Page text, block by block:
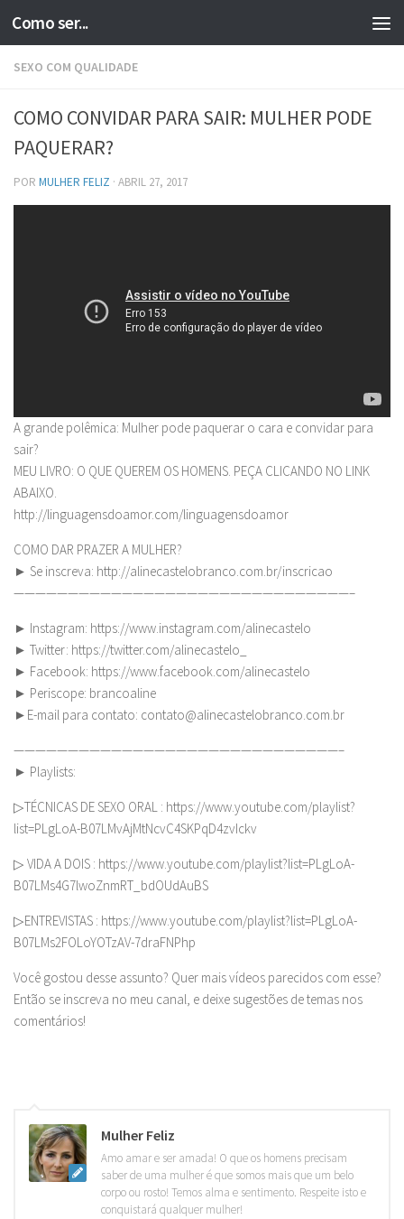
Skip to content
Como ser...
SEXO COM QUALIDADE
COMO CONVIDAR PARA SAIR: MULHER PODE
PAQUERAR?
POR MULHER FELIZ · ABRIL 27, 2017
A grande polêmica: Mulher pode paquerar o cara e convidar para
sair?
MEU LIVRO: O QUE QUEREM OS HOMENS. PEÇA CLICANDO NO LINK
ABAIXO.
http://linguagensdoamor.com/linguagensdoamor
COMO DAR PRAZER A MULHER?
► Se inscreva: http://alinecastelobranco.com.br/inscricao
———————————————————————————————–
► Instagram: https://www.instagram.com/alinecastelo
► Twitter: https://twitter.com/alinecastelo_
► Facebook: https://www.facebook.com/alinecastelo
► Periscope: brancoaline
►E-mail para contato: contato@alinecastelobranco.com.br
——————————————————————————————–
► Playlists:
▷TÉCNICAS DE SEXO ORAL : https://www.youtube.com/playlist?
list=PLgLoA-B07LMvAjMtNcvC4SKPqD4zvIckv
▷ VIDA A DOIS : https://www.youtube.com/playlist?list=PLgLoA-
B07LMs4G7lwoZnmRT_bdOUdAuBS
▷ENTREVISTAS : https://www.youtube.com/playlist?list=PLgLoA-
B07LMs2FOLoYOTzAV-7draFNPhp
Você gostou desse assunto? Quer mais vídeos parecidos com esse?
Então se inscreva no meu canal, e deixe sugestões de temas nos
comentários!
Mulher Feliz
Amo amar e ser amada! O que os homens precisam
saber de uma mulher é que somos mais que um belo
corpo ou rosto! Temos alma e sentimento. Respeite isto e
conquistará qualquer mulher!